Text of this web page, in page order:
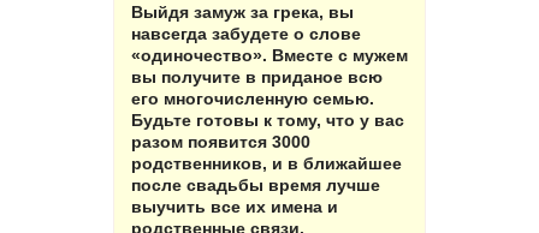
Выйдя замуж за грека, вы
навсегда забудете о слове
«одиночество». Вместе с мужем
вы получите в приданое всю
его многочисленную семью.
Будьте готовы к тому, что у вас
разом появится 3000
родственников, и в ближайшее
после свадьбы время лучше
выучить все их имена и
родственные связи.